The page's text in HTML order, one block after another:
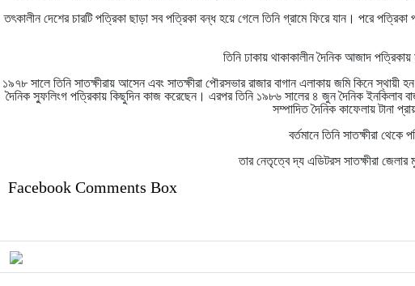
তৎকালীন দেশের চারটি পত্রিকা ছাড়া সব পত্রিকা বন্ধ হয়ে গেলে তিনি গ্রামে ফিরে যান। পরে
তিনি ঢাকায় থাকাকালীন দৈনিক আজাদ
১৯৭৮ সালে তিনি সাতক্ষীরায় আসেন এবং সাতক্ষীরা পৌরসভার রাজার বাগান এলাকায় জমি কিনে
দৈনিক স্ফুলিংগ পত্রিকায় কিছুদিন কাজ করেছেন। এরপর তিনি ১৯৮৬ সালের ৪ জুন দৈনিক ইনকিলাব
সম্পাদিত দৈনিক কাফেলায় টানা
বর্তমানে তিনি সাতক্ষীরা
তার নেতৃত্বে দ্য এডিটরস সাতক্ষীরা
Facebook Comments Box